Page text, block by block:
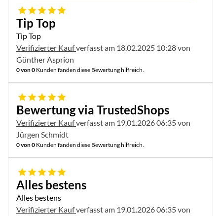
5 von 5
Tip Top
Tip Top
Verifizierter Kaufverfasst am 18.02.2025 10:28 von
Günther Asprion
0 von 0 Kunden fanden diese Bewertung hilfreich.
5 von 5
Bewertung via TrustedShops
Verifizierter Kaufverfasst am 19.01.2026 06:35 von
Jürgen Schmidt
0 von 0 Kunden fanden diese Bewertung hilfreich.
5 von 5
Alles bestens
Alles bestens
Verifizierter Kaufverfasst am 19.01.2026 06:35 von